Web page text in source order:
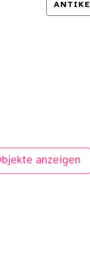
ANTIKE
anzeigen